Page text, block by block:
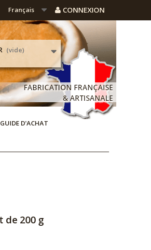
CONNEXION
Français
(vide)
GUIDE D'ACHAT
de 200 g